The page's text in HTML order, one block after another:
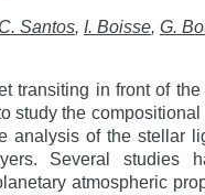
Santos, I. Boisse, G.
transiting in front of
study the
analysis of the stellar
Several studies
atmospheric